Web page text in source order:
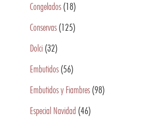
Congelados (18)
Conservas (125)
Dolci (32)
Embutidos (56)
Embutidos y Fiambres (98)
Especial Navidad (46)